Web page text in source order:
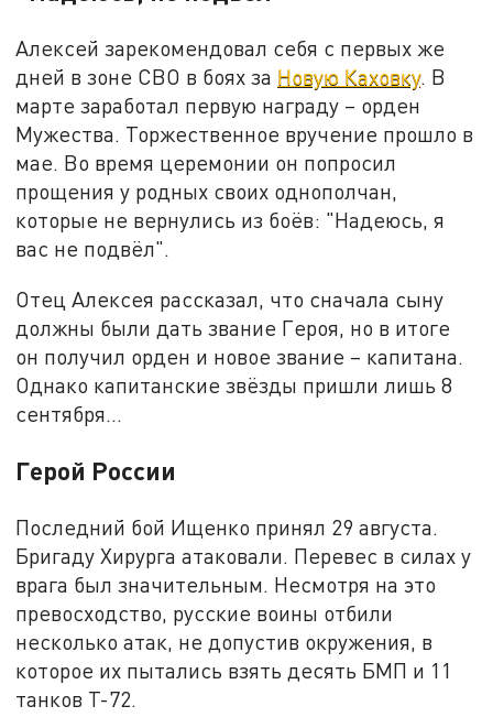
Алексей зарекомендовал себя с первых же
дней в зоне СВО в боях за Новую Каховку. В
марте заработал первую награду – орден
Мужества. Торжественное вручение прошло в
мае. Во время церемонии он попросил
прощения у родных своих однополчан,
которые не вернулись из боёв: "Надеюсь, я
вас не подвёл".
Отец Алексея рассказал, что сначала сыну
должны были дать звание Героя, но в итоге
он получил орден и новое звание – капитана.
Однако капитанские звёзды пришли лишь 8
сентября...
Герой России
Последний бой Ищенко принял 29 августа.
Бригаду Хирурга атаковали. Перевес в силах у
врага был значительным. Несмотря на это
превосходство, русские воины отбили
несколько атак, не допустив окружения, в
которое их пытались взять десять БМП и 11
танков Т-72.